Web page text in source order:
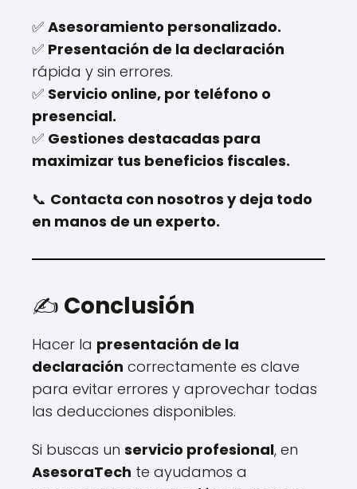
✅ Asesoramiento personalizado.
✅ Presentación de la declaración
rápida y sin errores.
✅ Servicio online, por teléfono o
presencial.
✅ Gestiones destacadas para
maximizar tus beneficios fiscales.
📞 Contacta con nosotros y deja todo
en manos de un experto.
✍️ Conclusión
Hacer la presentación de la
declaración correctamente es clave
para evitar errores y aprovechar todas
las deducciones disponibles.
Si buscas un servicio profesional, en
AsesoraTech te ayudamos a